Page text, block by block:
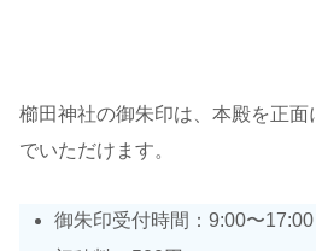
櫛田神社の御朱印は、本殿を正
でいただけます。
御朱印受付時間：9:00〜17:00